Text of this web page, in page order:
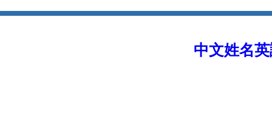
中文姓名